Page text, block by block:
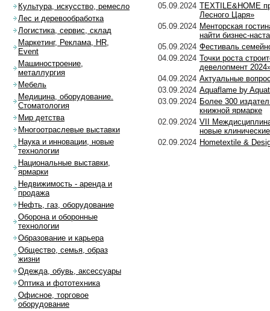
05.09.2024 TEXTILE&HOME
Лесного Царя»
05.09.2024 Менторская
найти бизнес-
05.09.2024 Фестиваль
04.09.2024 Точки роста
девелопмент
04.09.2024 Актуальные
03.09.2024 Aquaflame by
03.09.2024 Более 300
книжной ярмарке
02.09.2024 VII
новые
02.09.2024 Hometextile &
Культура, искусство, ремесло
Лес и деревообработка
Логистика, сервис, склад
Маркетинг, Реклама, HR,
Event
Машиностроение,
металлургия
Мебель
Медицина, оборудование.
Стоматология
Мир детства
Многоотраслевые выставки
Наука и инновации, новые
технологии
Национальные выставки,
ярмарки
Недвижимость - аренда и
продажа
Нефть, газ, оборудование
Оборона и оборонные
технологии
Образование и карьера
Общество, семья, образ
жизни
Одежда, обувь, аксессуары
Оптика и фототехника
Офисное, торговое
оборудование